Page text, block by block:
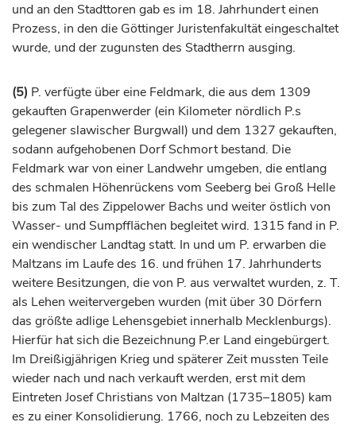
und an den Stadttoren gab es im 18. Jahrhunderteinen
Prozess, in den die Göttinger Juristenfakultät eingeschaltet
wurde, und der zugunsten des Stadtherrn ausging.
(5) P. verfügte über eine Feldmark, die aus dem 1309
gekauften Grapenwerder (ein Kilometer nördlich P.s
gelegener slawischer Burgwall) und dem 1327 gekauften,
sodann aufgehobenen Dorf Schmort bestand. Die
Feldmark war von einer Landwehr umgeben, die entlang
des schmalen Höhenrückens vom Seeberg bei Groß Helle
bis zum Tal des Zippelower Bachs und weiter östlich von
Wasser- und Sumpfflächen begleitet wird. 1315 fand in P.
ein wendischer Landtag statt. In und um P. erwarben die
Maltzans im Laufe des 16. und frühen 17. Jahrhunderts
weitere Besitzungen, die von P. aus verwaltet wurden, z. T.
als Lehen weitervergeben wurden (mit über 30 Dörfern
das größte adlige Lehensgebiet innerhalb Mecklenburgs).
Hierfür hat sich die Bezeichnung P.er Land eingebürgert.
Im Dreißigjährigen Krieg und späterer Zeit mussten Teile
wieder nach und nach verkauft werden, erst mit dem
Eintreten Josef Christians von Maltzan (1735–1805) kam
es zu einer Konsolidierung. 1766, noch zu Lebzeiten des